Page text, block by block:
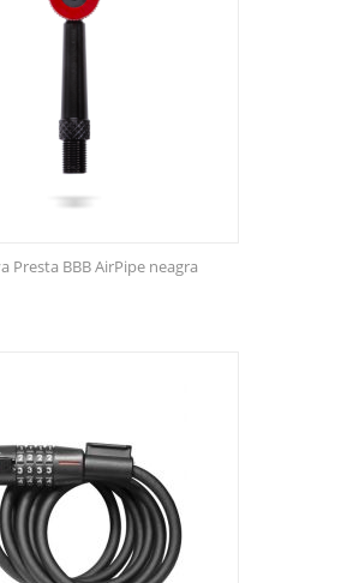
Presta BBB AirPipe neagra